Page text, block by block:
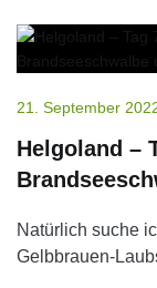
21. September
Helgoland –
Natürlich suche
Gelbbrauen-